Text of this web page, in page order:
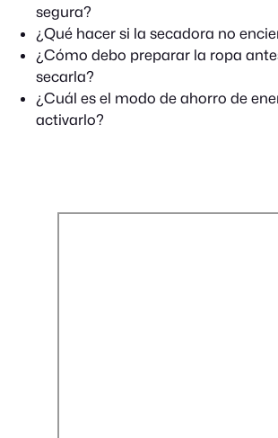
segura?
¿Qué hacer si la secadora no
¿Cómo debo preparar la ropa
secarla?
¿Cuál es el modo de ahorro de
activarlo?